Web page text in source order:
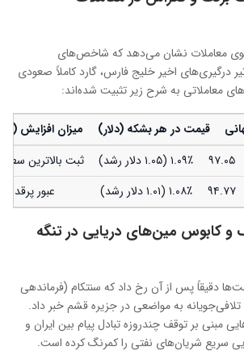
معاملات نشان می‌دهد که شاخص‌های
درگیری‌های اخیر خلیج فارس، گارد کاملاً صعودی
معاملاتی به شرح زیر تثبیت شده‌اند:
قیمت در هر بشکه (دلار)
میزان افزایش
۹۷.۰۵ ۱.۰۹٪ (۱.۰۵ دلار رشد)
ثبت بالاترین
۹۴.۷۷ ۱.۰۸٪ (۱.۰۱ دلار رشد) عبور پرقدرت از
و کابوس مین‌های دریایی در تنگه
دقیقاً پس از آن رخ داد که سنتکام (فرماندهی
تلافی‌جویانه به مواضعی در جزیره قشم خبر داد.
مبنی بر توقف چندروزه‌ تبادل پیام بین ایران و
سریع شریان‌های نفتی را کمرنگ کرده است.